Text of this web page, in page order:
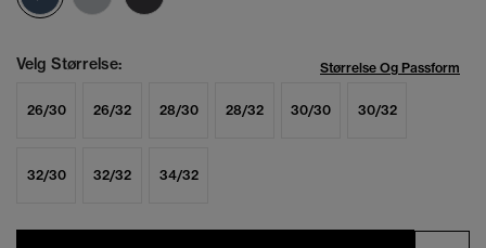
Velg Størrelse: Størrelse Og Passform
26/30 26/32 28/30 28/32 30/30 30/32
32/30 32/32 34/32